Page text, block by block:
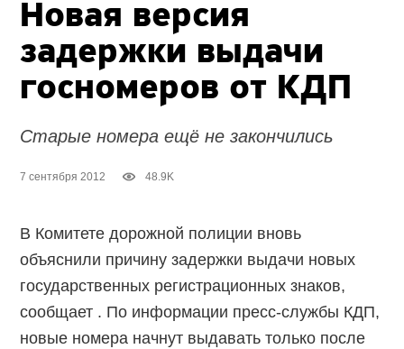
Новая версия
задержки выдачи
госномеров от КДП
Старые номера ещё не закончились
7 сентября 2012 48.9K
В Комитете дорожной полиции вновь
объяснили причину задержки выдачи новых
государственных регистрационных знаков,
сообщает . По информации пресс-службы КДП,
новые номера начнут выдавать только после